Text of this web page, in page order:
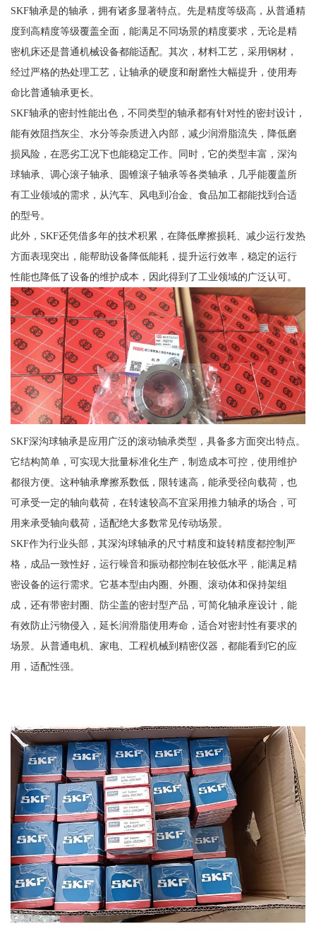
SKF轴承是的轴承，拥有诸多显著特点。先是精度等级高，从普通精
度到高精度等级覆盖全面，能满足不同场景的精度要求，无论是精
密机床还是普通机械设备都能适配。其次，材料工艺，采用钢材，
经过严格的热处理工艺，让轴承的硬度和耐磨性大幅提升，使用寿
命比普通轴承更长。
SKF轴承的密封性能出色，不同类型的轴承都有针对性的密封设计，
能有效阻挡灰尘、水分等杂质进入内部，减少润滑脂流失，降低磨
损风险，在恶劣工况下也能稳定工作。同时，它的类型丰富，深沟
球轴承、调心滚子轴承、圆锥滚子轴承等各类轴承，几乎能覆盖所
有工业领域的需求，从汽车、风电到冶金、食品加工都能找到合适
的型号。
此外，SKF还凭借多年的技术积累，在降低摩擦损耗、减少运行发热
方面表现突出，能帮助设备降低能耗，提升运行效率，稳定的运行
性能也降低了设备的维护成本，因此得到了工业领域的广泛认可。
SKF深沟球轴承是应用广泛的滚动轴承类型，具备多方面突出特点。
它结构简单，可实现大批量标准化生产，制造成本可控，使用维护
都很方便。这种轴承摩擦系数低，限转速高，能承受径向载荷，也
可承受一定的轴向载荷，在转速较高不宜采用推力轴承的场合，可
用来承受轴向载荷，适配绝大多数常见传动场景。
SKF作为行业头部，其深沟球轴承的尺寸精度和旋转精度都控制严
格，成品一致性好，运行噪音和振动都控制在较低水平，能满足精
密设备的运行需求。它基本型由内圈、外圈、滚动体和保持架组
成，还有带密封圈、防尘盖的密封型产品，可简化轴承座设计，能
有效防止污物侵入，延长润滑脂使用寿命，适合对密封性有要求的
场景。从普通电机、家电、工程机械到精密仪器，都能看到它的应
用，适配性强。